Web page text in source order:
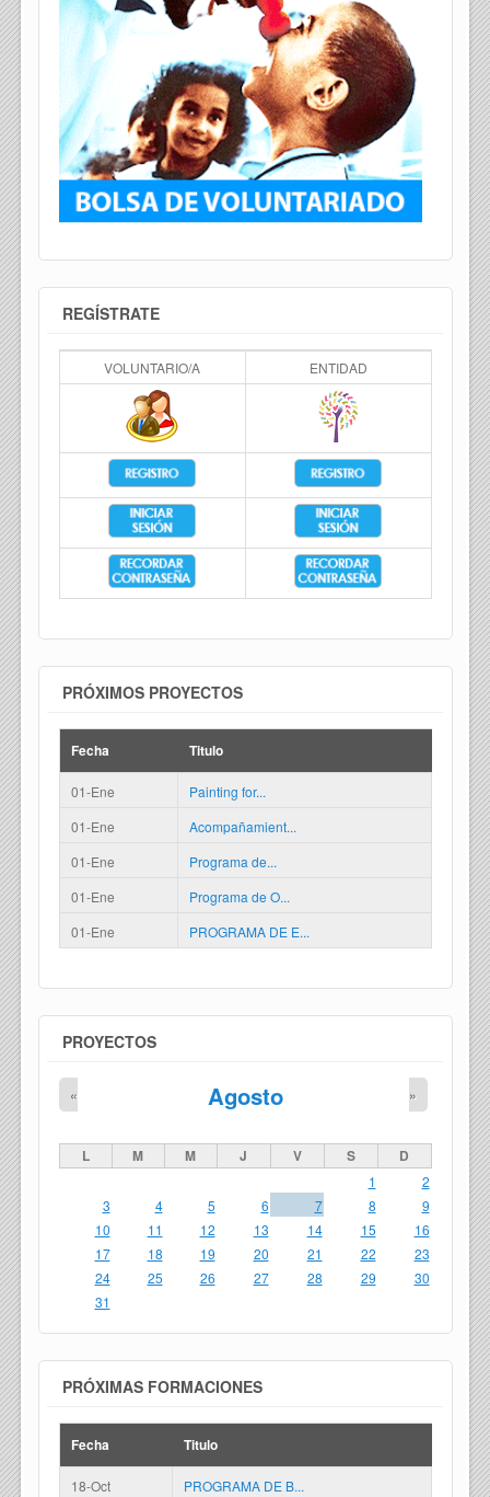
REGÍSTRATE
VOLUNTARIO/A ENTIDAD
PRÓXIMOS PROYECTOS
Fecha Titulo
01-Ene
Painting for...
01-Ene
Acompañamient...
01-Ene
Programa de...
01-Ene
Programa de O...
01-Ene
PROGRAMA DE E...
PROYECTOS
Agosto
« »
L M M J V S D
1
2
3
4 5 6 7 8
9
10
11 12 13 14 15
16
17
18 19 20 21 22
23
24
25 26 27 28 29
30
31
PRÓXIMAS FORMACIONES
Fecha Titulo
18-Oct PROGRAMA DE B...